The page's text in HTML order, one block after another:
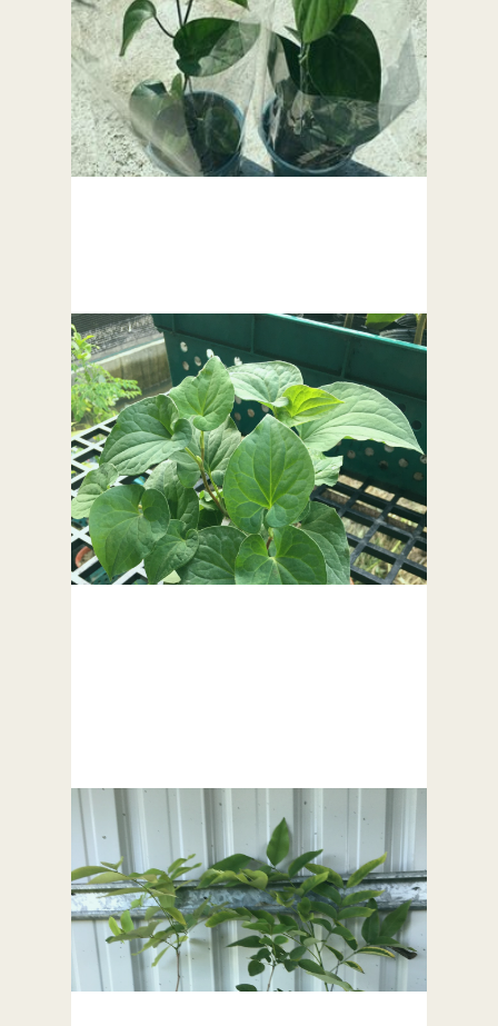
胡椒苗/tiêu/พริกไทย
魚腥草/Giấp cá